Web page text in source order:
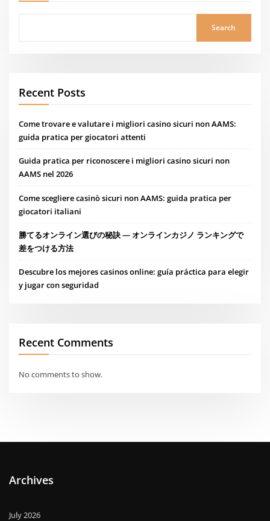
Search
Recent Posts
Come trovare e valutare i migliori casino sicuri non AAMS:
guida pratica per giocatori attenti
Guida pratica per riconoscere i migliori casino sicuri non
AAMS nel 2026
Come scegliere casinò sicuri non AAMS: guida pratica per
giocatori italiani
勝てるオンライン選びの秘訣 — オンラインカジノ ランキングで
差をつける方法
Descubre los mejores casinos online: guía práctica para elegir
y jugar con seguridad
Recent Comments
No comments to show.
Archives
July 2026